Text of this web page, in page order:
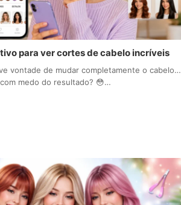
para ver cortes de cabelo incríveis
vontade de mudar completamente o cabelo…
medo do resultado? 😳…